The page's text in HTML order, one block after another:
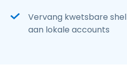
Vervang kwetsbare
aan lokale accounts